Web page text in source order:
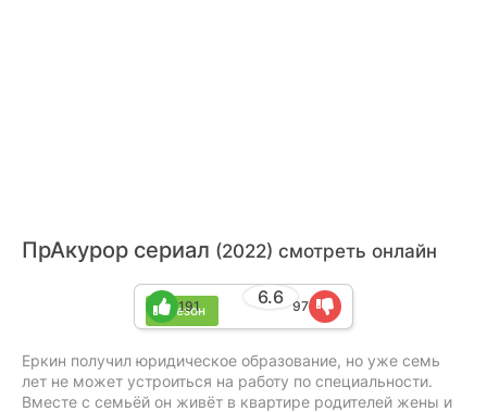
ПрАкурор сериал (2022) смотреть онлайн
1 сезон
6.6
191 97
Еркин получил юридическое образование, но уже семь
лет не может устроиться на работу по специальности.
Вместе с семьёй он живёт в квартире родителей жены и